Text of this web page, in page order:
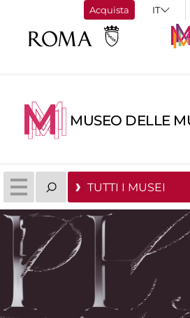
Acquista
MUSEO DELLE
TUTTI I MUSEI